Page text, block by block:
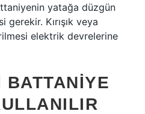
yatağa düzgün
Kırışık veya
elektrik devrelerine